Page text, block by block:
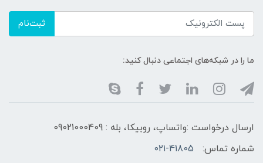
ثبت‌نام
ما را در شبکه‌های اجتماعی دنبال کنید:
ارسال درخواست :واتساپ، روبیکا، بله : 09021000409
شماره تماس:
۰۲۱-41805